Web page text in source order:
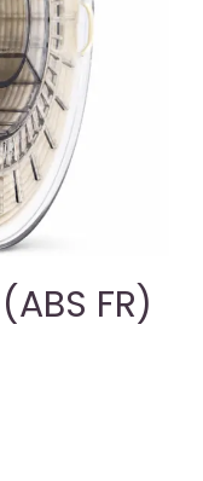
FR)